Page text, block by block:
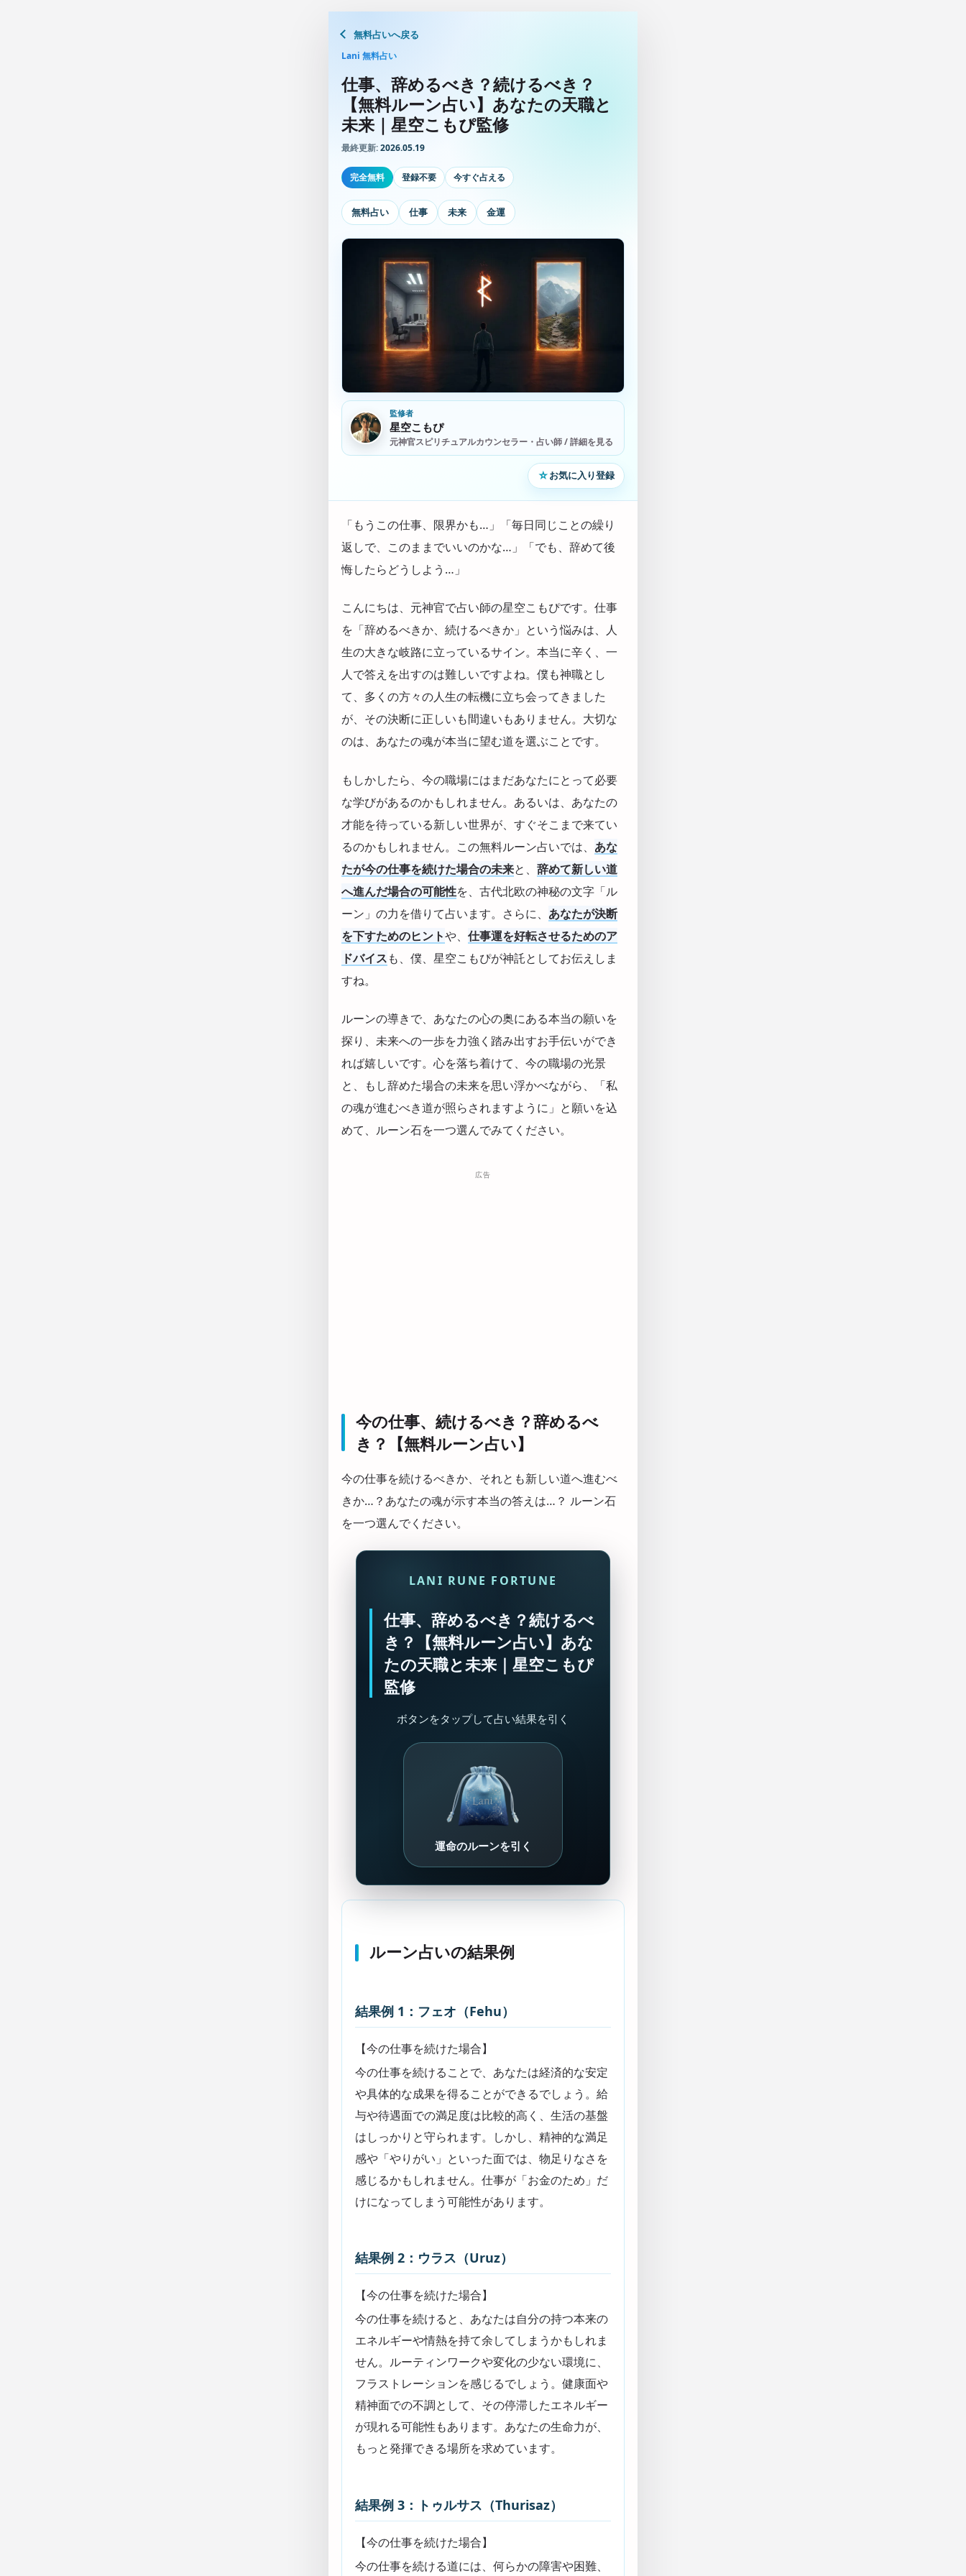
無料占いへ戻る
Lani 無料占い
仕事、辞めるべき？続けるべき？
【無料ルーン占い】あなたの天職と
未来｜星空こもぴ監修
最終更新:2026.05.19
完全無料 登録不要 今すぐ占える
無料占い 仕事 未来 金運
監修者
星空こもぴ
元神官スピリチュアルカウンセラー・占い師 / 詳細を見る
☆お気に入り登録
「もうこの仕事、限界かも…」「毎日同じことの繰り
返しで、このままでいいのかな…」「でも、辞めて後
悔したらどうしよう…」
こんにちは、元神官で占い師の星空こもぴです。仕事
を「辞めるべきか、続けるべきか」という悩みは、人
生の大きな岐路に立っているサイン。本当に辛く、一
人で答えを出すのは難しいですよね。僕も神職とし
て、多くの方々の人生の転機に立ち会ってきました
が、その決断に正しいも間違いもありません。大切な
のは、あなたの魂が本当に望む道を選ぶことです。
もしかしたら、今の職場にはまだあなたにとって必要
な学びがあるのかもしれません。あるいは、あなたの
才能を待っている新しい世界が、すぐそこまで来てい
るのかもしれません。この無料ルーン占いでは、 あな
たが今の仕事を続けた場合の未来と、 辞めて新しい道
へ進んだ場合の可能性を、古代北欧の神秘の文字「ル
ーン」の力を借りて占います。さらに、 あなたが決断
を下すためのヒントや、 仕事運を好転させるためのア
ドバイスも、僕、星空こもぴが神託としてお伝えしま
すね。
ルーンの導きで、あなたの心の奥にある本当の願いを
探り、未来への一歩を力強く踏み出すお手伝いができ
れば嬉しいです。心を落ち着けて、今の職場の光景
と、もし辞めた場合の未来を思い浮かべながら、「私
の魂が進むべき道が照らされますように」と願いを込
めて、ルーン石を一つ選んでみてください。
広告
今の仕事、続けるべき？辞めるべ
き？【無料ルーン占い】
今の仕事を続けるべきか、それとも新しい道へ進むべ
きか…？あなたの魂が示す本当の答えは…？ ルーン石
を一つ選んでください。
LANI RUNE FORTUNE
仕事、辞めるべき？続けるべ
き？【無料ルーン占い】あな
たの天職と未来｜星空こもぴ
監修
ボタンをタップして占い結果を引く
運命のルーンを引く
ルーン占いの結果例
結果例 1：フェオ（Fehu）
【今の仕事を続けた場合】
今の仕事を続けることで、あなたは経済的な安定
や具体的な成果を得ることができるでしょう。給
与や待遇面での満足度は比較的高く、生活の基盤
はしっかりと守られます。しかし、精神的な満足
感や「やりがい」といった面では、物足りなさを
感じるかもしれません。仕事が「お金のため」だ
けになってしまう可能性があります。
結果例 2：ウラス（Uruz）
【今の仕事を続けた場合】
今の仕事を続けると、あなたは自分の持つ本来の
エネルギーや情熱を持て余してしまうかもしれま
せん。ルーティンワークや変化の少ない環境に、
フラストレーションを感じるでしょう。健康面や
精神面での不調として、その停滞したエネルギー
が現れる可能性もあります。あなたの生命力が、
もっと発揮できる場所を求めています。
結果例 3：トゥルサス（Thurisaz）
【今の仕事を続けた場合】
今の仕事を続ける道には、何らかの障害や困難、